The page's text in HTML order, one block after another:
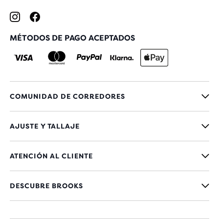
MÉTODOS DE PAGO ACEPTADOS
COMUNIDAD DE CORREDORES
AJUSTE Y TALLAJE
ATENCIÓN AL CLIENTE
DESCUBRE BROOKS